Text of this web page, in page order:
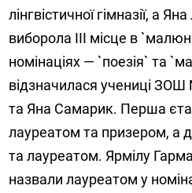
лінгвістичної гімназії, а
виборола III місце в
номінаціях — `поезія` та
відзначилася учениці
та Яна Самарик. Перша
лауреатом та призером, а
та лауреатом. Ярмілу
назвали лауреатом у